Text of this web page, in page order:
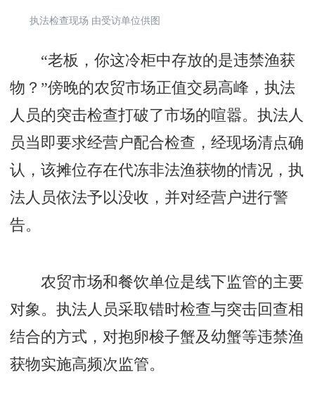
执法检查现场 由受访单位供图
“老板，你这冷柜中存放的是违禁渔获
物？”傍晚的农贸市场正值交易高峰，执法
人员的突击检查打破了市场的喧嚣。执法人
员当即要求经营户配合检查，经现场清点确
认，该摊位存在代冻非法渔获物的情况，执
法人员依法予以没收，并对经营户进行警
告。
农贸市场和餐饮单位是线下监管的主要
对象。执法人员采取错时检查与突击回查相
结合的方式，对抱卵梭子蟹及幼蟹等违禁渔
获物实施高频次监管。